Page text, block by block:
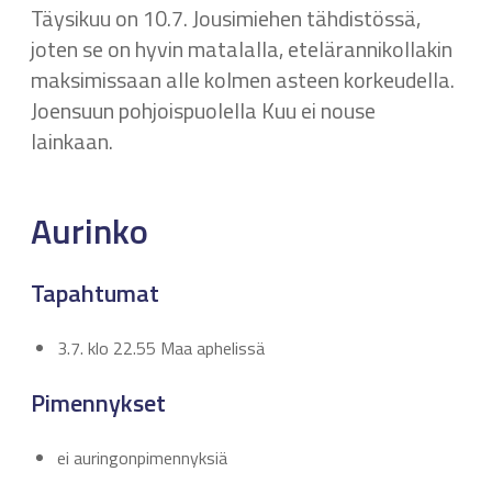
Täysikuu on 10.7. Jousimiehen tähdistössä,
joten se on hyvin matalalla, etelärannikollakin
maksimissaan alle kolmen asteen korkeudella.
Joensuun pohjoispuolella Kuu ei nouse
lainkaan.
Aurinko
Tapahtumat
3.7. klo 22.55 Maa aphelissä
Pimennykset
ei auringonpimennyksiä